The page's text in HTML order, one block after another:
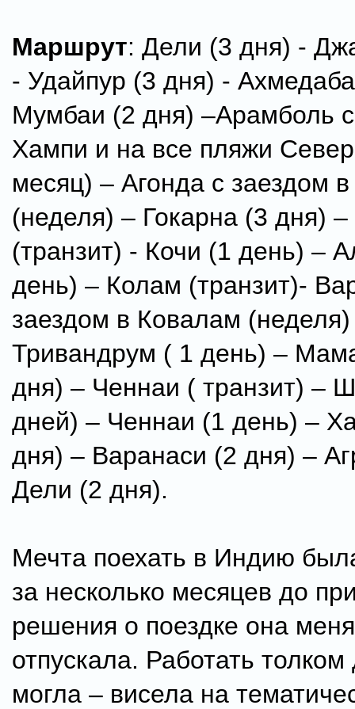
Маршрут: Дели (3 дня) -
- Удайпур (3 дня) -
Мумбаи (2 дня) –Арамболь
Хампи и на все пляжи
месяц) – Агонда с заездом
(неделя) – Гокарна (3 дня)
(транзит) - Кочи (1 день) –
день) – Колам (транзит)-
заездом в Ковалам
Тривандрум ( 1 день) –
дня) – Ченнаи ( транзит) –
дней) – Ченнаи (1 день) –
дня) – Варанаси (2 дня) –
Дели (2 дня).
Мечта поехать в Индию
за несколько месяцев до
решения о поездке она
отпускала. Работать
могла – висела на